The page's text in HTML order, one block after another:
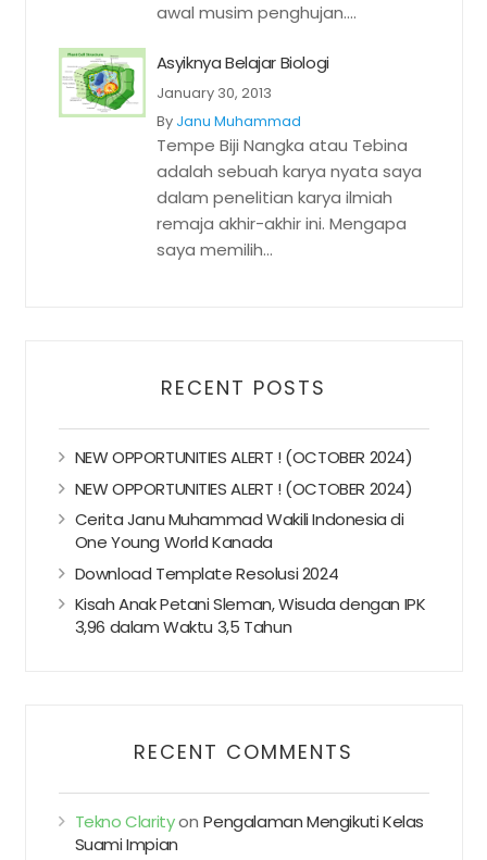
awal musim penghujan....
Asyiknya Belajar Biologi
January 30, 2013
By Janu Muhammad
Tempe Biji Nangka atau Tebina
adalah sebuah karya nyata saya
dalam penelitian karya ilmiah
remaja akhir-akhir ini. Mengapa
saya memilih...
RECENT POSTS
NEW OPPORTUNITIES ALERT ! (OCTOBER 2024)
NEW OPPORTUNITIES ALERT ! (OCTOBER 2024)
Cerita Janu Muhammad Wakili Indonesia di
One Young World Kanada
Download Template Resolusi 2024
Kisah Anak Petani Sleman, Wisuda dengan IPK
3,96 dalam Waktu 3,5 Tahun
RECENT COMMENTS
Tekno ClarityonPengalaman Mengikuti Kelas
Suami Impian